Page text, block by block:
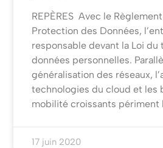
REPÈRES Avec le
Protection des Données,
responsable devant la Loi
données personnelles.
généralisation des réseaux,
technologies du cloud et les
mobilité croissants périment
17 juin 2020